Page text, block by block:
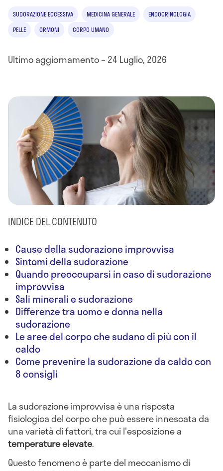
SUDORAZIONE ECCESSIVA MEDICINA GENERALE
ENDOCRINOLOGIA
PELLE
ORMONI CORPO UMANO
Ultimo aggiornamento – 24 Luglio, 2026
INDICE DEL CONTENUTO
Cause della sudorazione improvvisa
Sintomi della sudorazione
Quando preoccuparsi in caso di sudorazione
improvvisa
Sali minerali e sudorazione
Differenze tra uomo e donna nella
sudorazione
Le aree del corpo che sudano di più con il
caldo
Come prevenire la sudorazione da caldo con
8 consigli
La sudorazione improvvisa è una risposta
fisiologica del corpo che può essere innescata da
una varietà di fattori, tra cui l'esposizione a
temperature elevate.
Questo fenomeno è parte del meccanismo di